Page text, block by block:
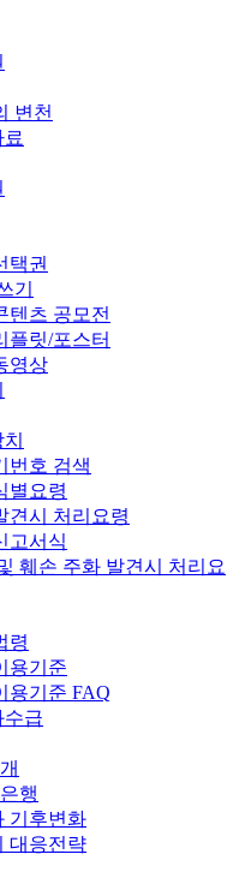
변천
택권
기
텐츠 공모전
플릿/포스터
영상
번호 검색
별요령
견시 처리요령
고서식
훼손 주화 발견시 처리요
령
용기준
용기준 FAQ
수급
행
기후변화
대응전략